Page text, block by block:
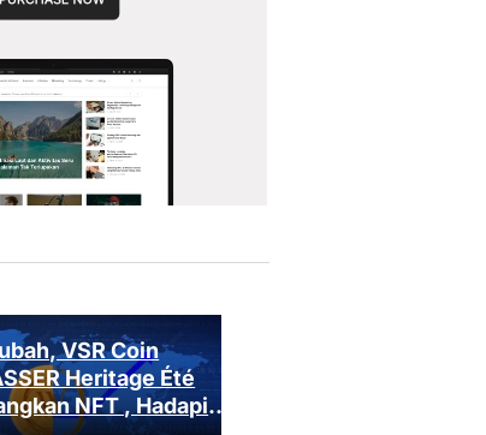
VSR Coin
Heritage Été
NFT , Hadapi